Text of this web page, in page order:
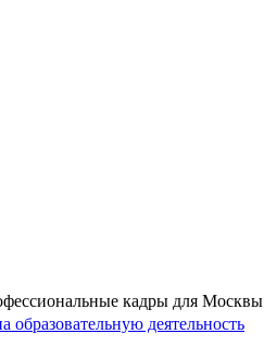
кадры для
деятельность